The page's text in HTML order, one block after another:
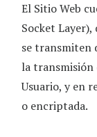
El Sitio Web
Socket Layer),
se transmiten
la transmisión
Usuario, y en
o encriptada.